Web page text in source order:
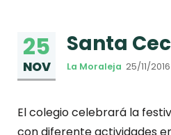
25
NOV
Santa
La Moraleja 25/11/2016
El colegio celebrará la